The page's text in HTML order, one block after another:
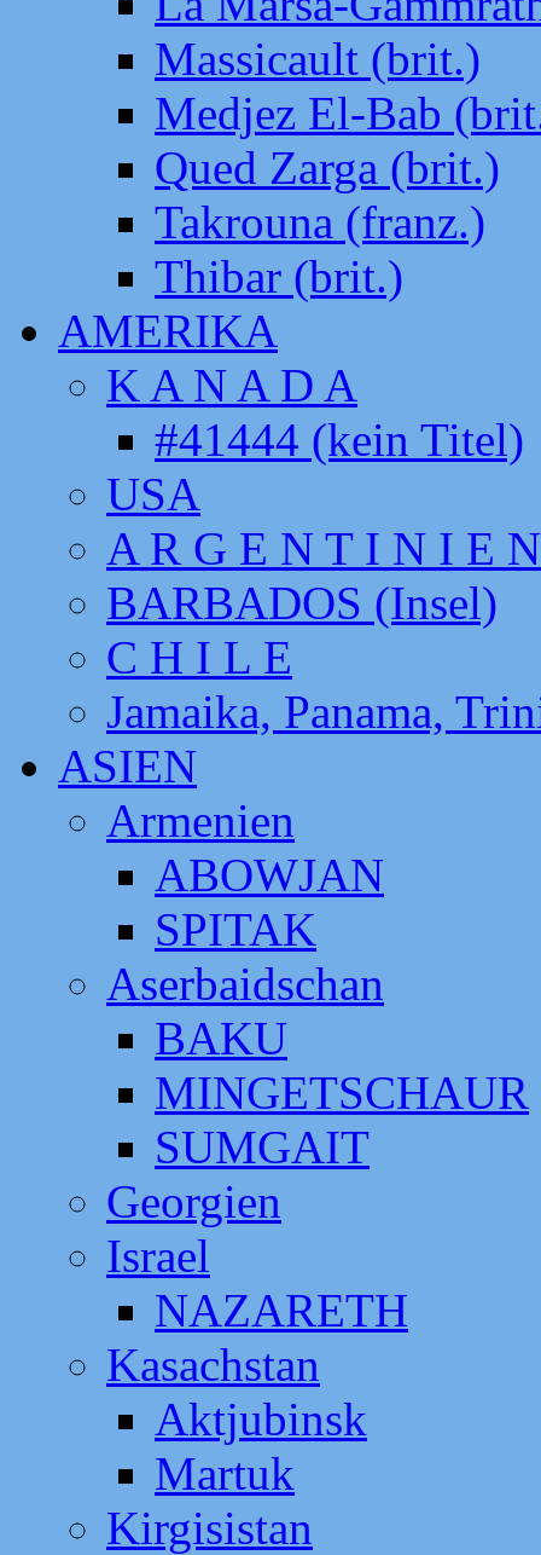
Massicault (brit.)
Medjez El-Bab
Qued Zarga (brit.)
Takrouna (franz.)
Thibar (brit.)
AMERIKA
K A N A D A
#41444 (kein Titel)
USA
A R G E N T I N I E N
BARBADOS (Insel)
C H I L E
Jamaika, Panama,
ASIEN
Armenien
ABOWJAN
SPITAK
Aserbaidschan
BAKU
MINGETSCHAUR
SUMGAIT
Georgien
Israel
NAZARETH
Kasachstan
Aktjubinsk
Martuk
Kirgisistan